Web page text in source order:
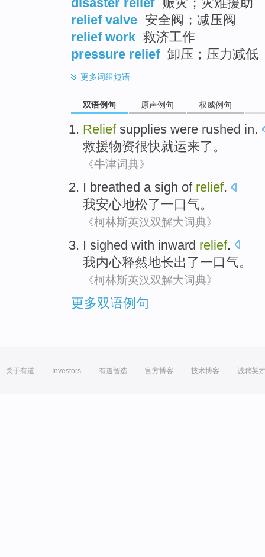
relief valve 安全阀；减压阀
relief work 救济工作
pressure relief 卸压；压力减低
更多词组短语
双语例句 原声例句 权威例句
Relief supplies were rushed in.
救援物资很快就运来了。
《牛津词典》
I breathed a sigh of relief.
我安心地松了一口气。
《柯林斯英汉双解大词典》
I sighed with inward relief.
我内心释然地长出了一口气。
《柯林斯英汉双解大词典》
更多双语例句
关于有道 Investors 有道智选 官方博客 技术博客 诚聘英才